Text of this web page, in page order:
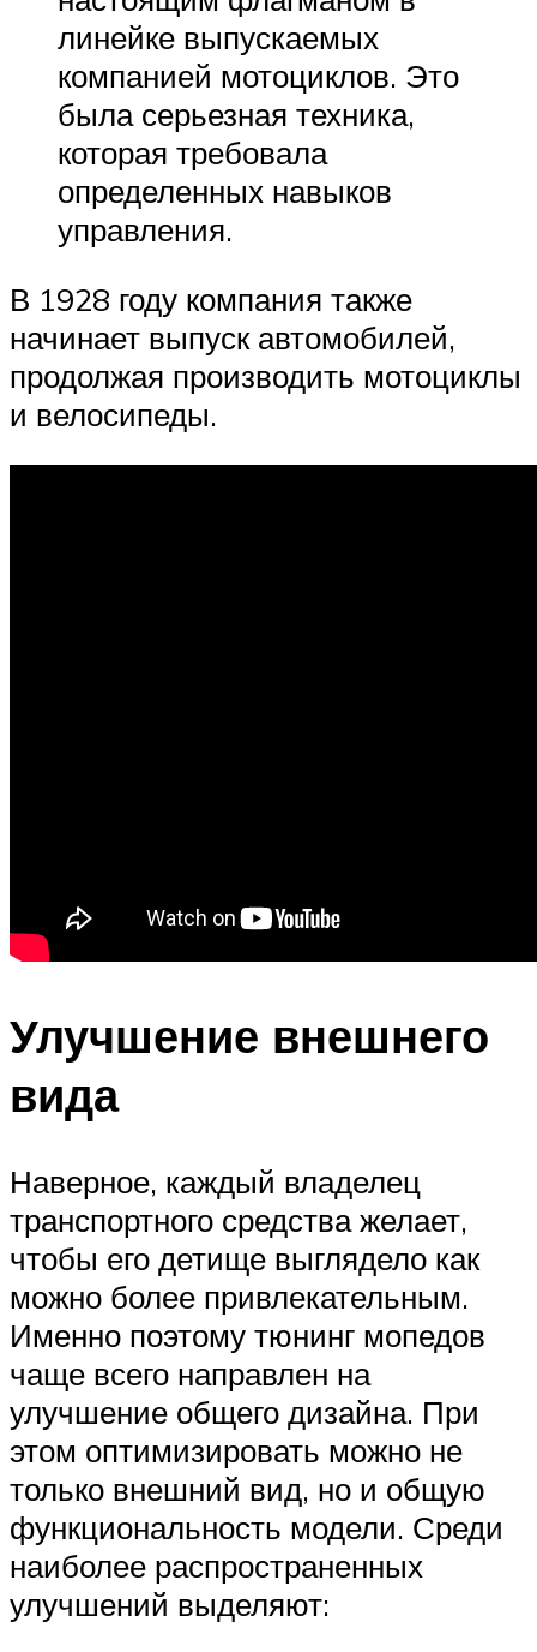
линейке выпускаемых
компанией мотоциклов. Это
была серьезная техника,
которая требовала
определенных навыков
управления.
В 1928 году компания также
начинает выпуск автомобилей,
продолжая производить мотоциклы
и велосипеды.
Улучшение внешнего
вида
Наверное, каждый владелец
транспортного средства желает,
чтобы его детище выглядело как
можно более привлекательным.
Именно поэтому тюнинг мопедов
чаще всего направлен на
улучшение общего дизайна. При
этом оптимизировать можно не
только внешний вид, но и общую
функциональность модели. Среди
наиболее распространенных
улучшений выделяют: